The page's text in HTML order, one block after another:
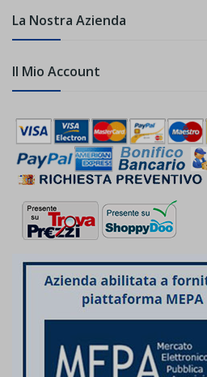
La Nostra Azienda
Il Mio Account